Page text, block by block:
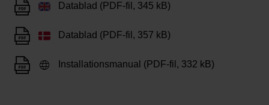
Datablad (PDF-fil, 345 kB)
Datablad (PDF-fil, 357 kB)
Installationsmanual (PDF-fil, 332 kB)